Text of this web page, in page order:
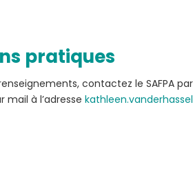
pratiques
contactez le SAFPA
mail à l’adresse